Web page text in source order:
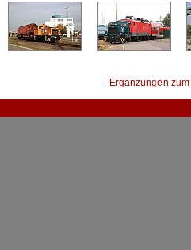
Ergänzungen